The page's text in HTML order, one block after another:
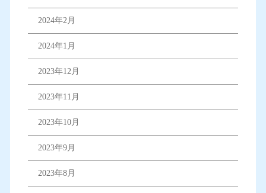
2024年2月
2024年1月
2023年12月
2023年11月
2023年10月
2023年9月
2023年8月